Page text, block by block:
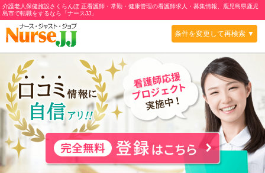
介護老人保健施設さくらんぼ 正看護師・常勤・健康管理の看護師求人・募集情報、鹿児島県鹿児
島市で転職をするなら「ナースJJ」
条件を変更して再検索 ▼